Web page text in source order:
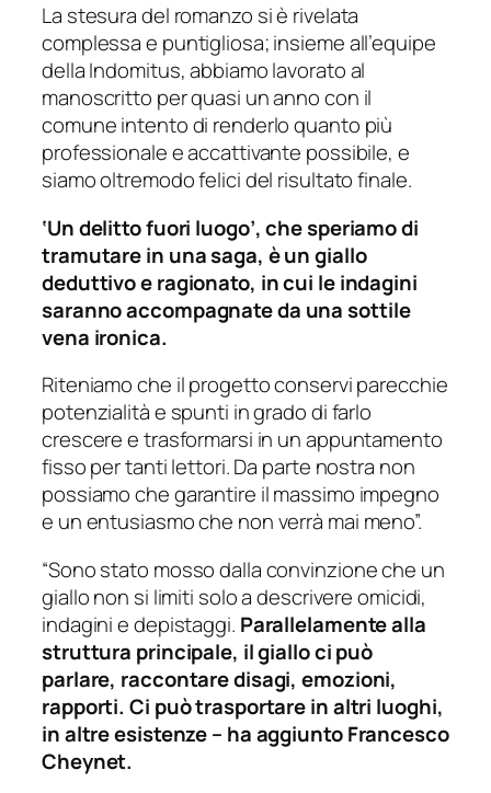
La stesura del romanzo si è rivelata
complessa e puntigliosa; insieme all’equipe
della Indomitus, abbiamo lavorato al
manoscritto per quasi un anno con il
comune intento di renderlo quanto più
professionale e accattivante possibile, e
siamo oltremodo felici del risultato finale.
‘Un delitto fuori luogo’, che speriamo di
tramutare in una saga, è un giallo
deduttivo e ragionato, in cui le indagini
saranno accompagnate da una sottile
vena ironica.
Riteniamo che il progetto conservi parecchie
potenzialità e spunti in grado di farlo
crescere e trasformarsi in un appuntamento
fisso per tanti lettori. Da parte nostra non
possiamo che garantire il massimo impegno
e un entusiasmo che non verrà mai meno”.
“Sono stato mosso dalla convinzione che un
giallo non si limiti solo a descrivere omicidi,
indagini e depistaggi. Parallelamente alla
struttura principale, il giallo ci può
parlare, raccontare disagi, emozioni,
rapporti. Ci può trasportare in altri luoghi,
in altre esistenze – ha aggiunto Francesco
Cheynet.